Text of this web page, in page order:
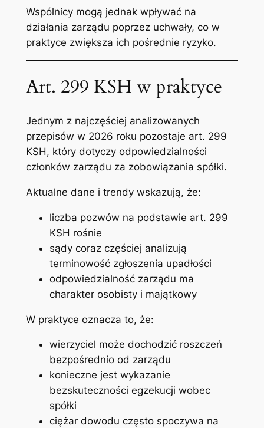
Wspólnicy mogą jednak wpływać na
działania zarządu poprzez uchwały, co w
praktyce zwiększa ich pośrednie ryzyko.
Art. 299 KSH w praktyce
Jednym z najczęściej analizowanych
przepisów w 2026 roku pozostaje art. 299
KSH, który dotyczy odpowiedzialności
członków zarządu za zobowiązania spółki.
Aktualne dane i trendy wskazują, że:
liczba pozwów na podstawie art. 299
KSH rośnie
sądy coraz częściej analizują
terminowość zgłoszenia upadłości
odpowiedzialność zarządu ma
charakter osobisty i majątkowy
W praktyce oznacza to, że:
wierzyciel może dochodzić roszczeń
bezpośrednio od zarządu
konieczne jest wykazanie
bezskuteczności egzekucji wobec
spółki
ciężar dowodu często spoczywa na